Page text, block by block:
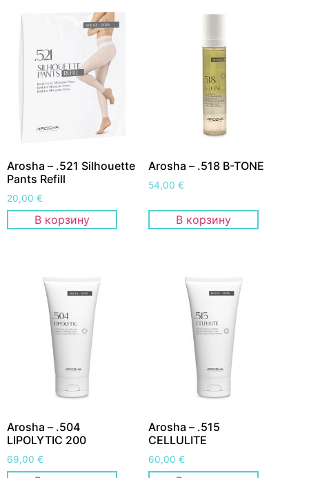
Arosha – .521 Silhouette
Pants Refill
20,00 €
В корзину
Arosha – .518 B-TONE
54,00€
В корзину
Arosha – .504
LIPOLYTIC 200
69,00 €
Arosha – .515
CELLULITE
60,00€